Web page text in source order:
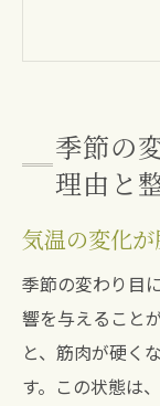
湿度
適切な
腰痛
法
地域特
宝塚市
ー
患者の
季節の
理由と
気温の変化
季節の変わり目
響を与えること
と、筋肉が硬く
す。この状態は